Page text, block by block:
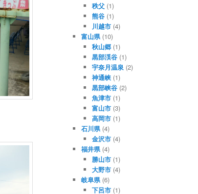
秩父 (1)
熊谷 (1)
川越市 (4)
富山県(10)
秋山郷 (1)
黒部渓谷 (1)
宇奈月温泉 (2)
神通峡 (1)
黒部峡谷 (2)
魚津市 (1)
富山市 (3)
高岡市 (1)
石川県(4)
金沢市 (4)
福井県(4)
勝山市 (1)
大野市 (4)
岐阜県(6)
下呂市 (1)